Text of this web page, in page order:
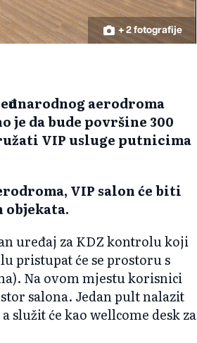
+ 2 fotografije
aerodroma
je da bude površine 300
VIP usluge putnicima
VIP salon će biti
objekata.
uređaj za KDZ kontrolu koji
pristupat će se prostoru s
Na ovom mjestu korisnici
salona. Jedan pult nalazit
služit će kao wellcome desk za